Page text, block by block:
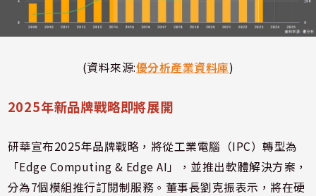
(資料來源:優分析產業資料庫)
2025年新品牌戰略即將展開
研華宣布2025年品牌戰略，將從工業電腦（IPC）轉型為
「Edge Computing & Edge AI」，並推出軟體解決方案，
分為7個模組推行訂閱制服務。董事長劉克振表示，將在硬